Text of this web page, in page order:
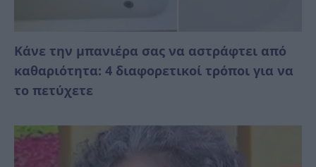
Κάνε την μπανιέρα σας να αστράφτει από
καθαριότητα: 4 διαφορετικοί τρόποι για να
το πετύχετε